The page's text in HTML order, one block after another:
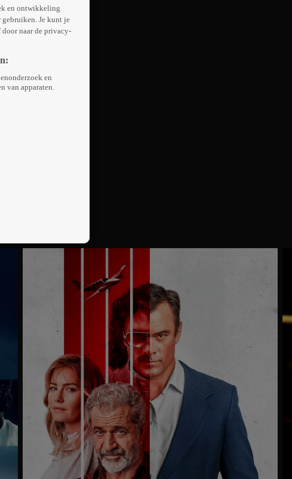
en ontwikkeling
Je kunt je
naar de privacy-
en
van apparaten.